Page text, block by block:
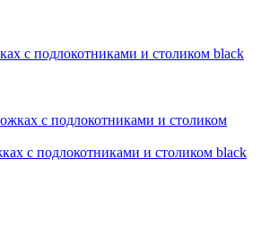
с подлокотниками и столиком black
с подлокотниками и столиком black